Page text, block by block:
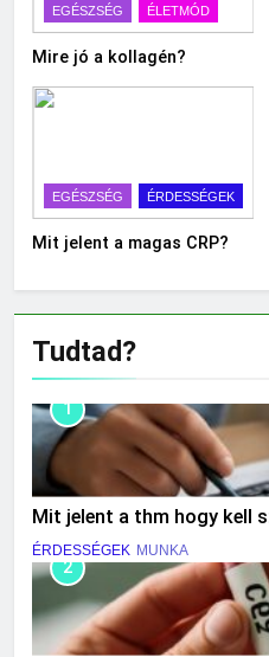
EGÉSZSÉG ÉLETMÓD
Mire jó a kollagén?
EGÉSZSÉG ÉRDESSÉGEK
Mit jelent a magas CRP?
Tudtad?
1
Mit jelent a thm hogy kell
ÉRDESSÉGEK MUNKA
2